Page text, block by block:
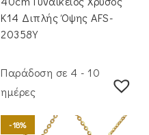
Κ14 Διπλής Όψης AFS-
20358Y
Παράδοση σε 4 - 10
ημέρες
-18%